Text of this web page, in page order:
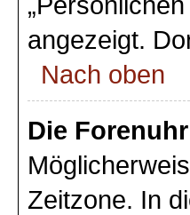
angezeigt.
Nach oben
Die
Zeitzone. In